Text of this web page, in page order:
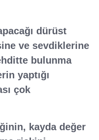
dürüst
ve sevdiklerine
bulunma
yaptığı
çok
kayda değer